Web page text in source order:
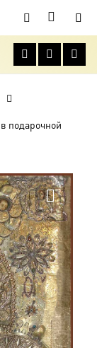
подарочной